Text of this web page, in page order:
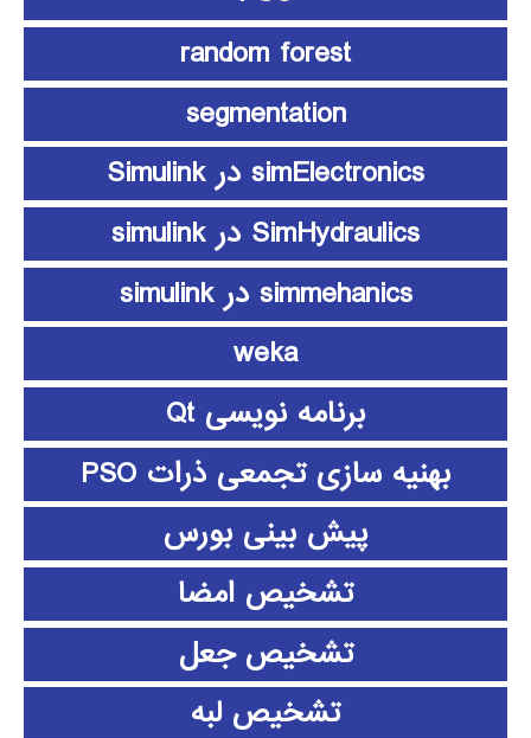
random forest
segmentation
simElectronics در Simulink
SimHydraulics در simulink
simmehanics در simulink
weka
برنامه نویسی Qt
بهنیه سازی تجمعی ذرات PSO
پیش بینی بورس
تشخیص امضا
تشخیص جعل
تشخیص لبه